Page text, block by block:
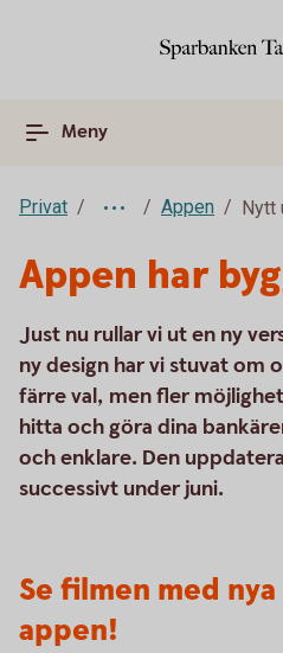
Meny
Privat Appen Nytt
Appen har
Just nu rullar vi ut en ny
ny design har vi stuvat om
färre val, men fler
hitta och göra dina
och enklare. Den
successivt under juni.
Se filmen med
appen!